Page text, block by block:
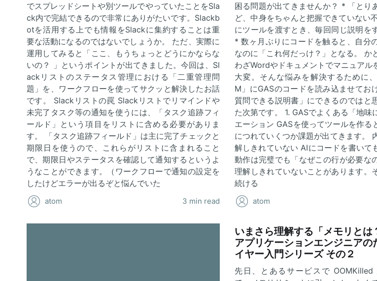
でスプレッドシートや別ツールでやっていたことをSla
ck内で完結できるので非常にありがたいです。Slackb
otを活用する上でも情報をSlackに集約することは重
要な活動になるのではないでしょうか。 ただ、実際に
運用してみると「ここ、もうちょっとどうにかならな
いの？ 」というポイントが出てきました。今回は、Sl
ackリストのステータス管理における「二重管理問
題」を、ワークフローを使ってサクッと解決したお話
です。 Slackリストの罠 Slackリストでリマインドや
未完了タスク等の通知を使うには、「タスク追跡フィ
ールド」という項目をリストに含める必要がありま
す。 「タスク追跡フィールド」は主に完了チェックと
期限日を使うので、これらがリストに含まれること
で、期限日やステータスを確認して通知するというよ
うなことができます。（ワークフローで通知の設定を
したけどエラーが出るぞと悩んでいた
atom 3 min read
困る問題が出てきませんか？ * 「とり
ど、中身をちゃんと把握できていない
にツールを渡すとき、毎回同じ説明を
* 数ヶ月ぶりにコードを触ると、自分
なのに「これ何だっけ？」となる。 か
わざWordやドキュメントでマニュアル
大変。そんな悩みを解決するために
M」にGASのコードを読み込ませてお
質問できる説明書」にできるのではと
た次第です。 1. GASでよくある「地味
エーション GASを使ってツールを作る
につれていくつか課題が出てきます。
解しきれていない AIにコードを書いて
動作は完璧でも「なぜこの行が必要な
理解しきれていないことがあります。
続ける
atom
いまさら理解する「メモリと
アプリケーションエンジニアの
イヤー入門シリーズ その２
先日、とあるサービスで OOMKilled